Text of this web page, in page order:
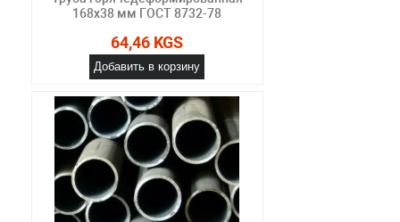
168х38 мм ГОСТ 8732-78
64,46 KGS
Добавить в корзину